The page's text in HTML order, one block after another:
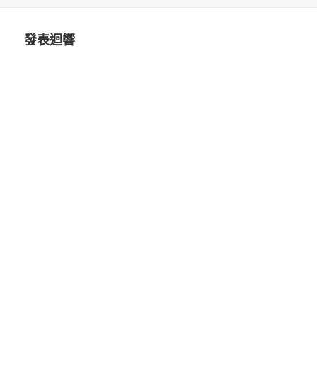
發表迴響